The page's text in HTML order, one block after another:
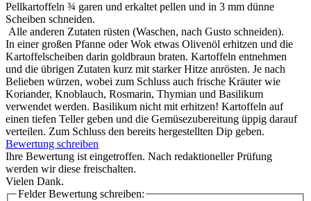
Pellkartoffeln ¾ garen und erkaltet pellen und in 3 mm dünne
Scheiben schneiden.
Alle anderen Zutaten rüsten (Waschen, nach Gusto schneiden).
In einer großen Pfanne oder Wok etwas Olivenöl erhitzen und die
Kartoffelscheiben darin goldbraun braten. Kartoffeln entnehmen
und die übrigen Zutaten kurz mit starker Hitze anrösten. Je nach
Belieben würzen, wobei zum Schluss auch frische Kräuter wie
Koriander, Knoblauch, Rosmarin, Thymian und Basilikum
verwendet werden. Basilikum nicht mit erhitzen! Kartoffeln auf
einen tiefen Teller geben und die Gemüsezubereitung üppig darauf
verteilen. Zum Schluss den bereits hergestellten Dip geben.
Bewertung schreiben
Ihre Bewertung ist eingetroffen. Nach redaktioneller Prüfung
werden wir diese freischalten.
Vielen Dank.
Felder Bewertung schreiben: